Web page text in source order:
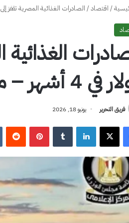
/ اقتصاد/ الصادرات الغذائية المصرية تقفز إلى 2.4 مليار دولار في 4 أشهر – مصر نيوز
أشهر – مصر نيوز
فريق التحرير يونيو 18, 2026
فيسبوك ‫X لينكدإن بينتيريست